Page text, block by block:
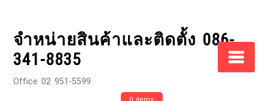
contentจำหน่ายสินค้าและติดตั้ง 086-
341-8835
Office 02 951-5599